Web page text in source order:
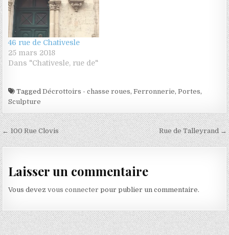
46 rue de Chativesle
25 mars 2018
Dans "Chativesle, rue de"
TaggedDécrottoirs - chasse roues,Ferronnerie,Portes,
Sculpture
Navigation de l’article Rue de Talleyrand →
← 100 Rue Clovis
Laisser un commentaire
Vous devezvous connecter pour publier un commentaire.